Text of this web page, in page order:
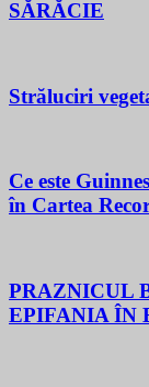
SĂRĂCIE
Străluciri
Ce este
în Cartea
PRAZNICUL
EPIFANIA ÎN